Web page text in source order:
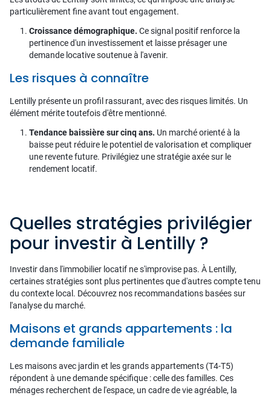
particulièrement fine avant tout engagement.
Croissance démographique. Ce signal positif renforce la
pertinence d'un investissement et laisse présager une
demande locative soutenue à l'avenir.
Les risques à connaître
Lentilly présente un profil rassurant, avec des risques limités. Un
élément mérite toutefois d'être mentionné.
Tendance baissière sur cinq ans. Un marché orienté à la
baisse peut réduire le potentiel de valorisation et compliquer
une revente future. Privilégiez une stratégie axée sur le
rendement locatif.
Quelles stratégies privilégier
pour investir à Lentilly ?
Investir dans l'immobilier locatif ne s'improvise pas. À Lentilly,
certaines stratégies sont plus pertinentes que d'autres compte tenu
du contexte local. Découvrez nos recommandations basées sur
l'analyse du marché.
Maisons et grands appartements : la
demande familiale
Les maisons avec jardin et les grands appartements (T4-T5)
répondent à une demande spécifique : celle des familles. Ces
ménages recherchent de l'espace, un cadre de vie agréable, la